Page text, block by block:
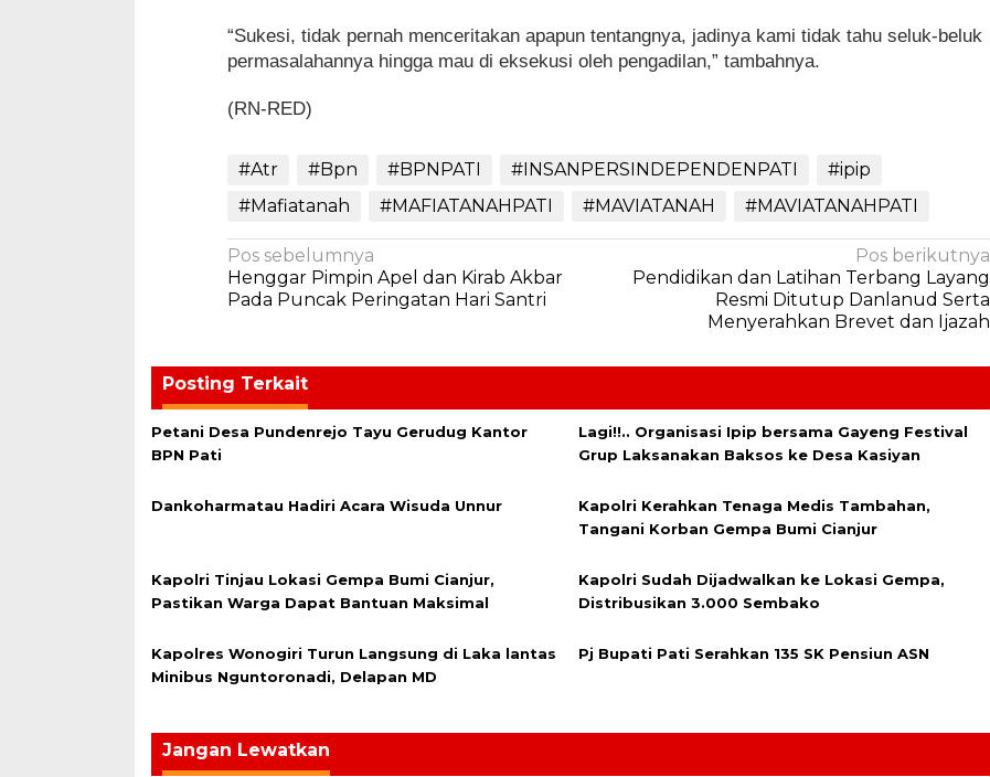
“Sukesi, tidak pernah menceritakan apapun tentangnya, jadinya kami tidak tahu seluk-beluk
permasalahannya hingga mau di eksekusi oleh pengadilan,” tambahnya.
(RN-RED)
#Atr #Bpn #BPNPATI #INSANPERSINDEPENDENPATI
#ipip
#Mafiatanah
#MAFIATANAHPATI #MAVIATANAH #MAVIATANAHPATI
Navigasi
pos
Pos sebelumnya
Henggar Pimpin Apel dan Kirab Akbar
Pada Puncak Peringatan Hari Santri
Pos berikutnya
Pendidikan dan Latihan Terbang Layang
Resmi Ditutup Danlanud Serta
Menyerahkan Brevet dan Ijazah
Posting Terkait
Petani Desa Pundenrejo Tayu Gerudug Kantor
BPN Pati
Lagi!!.. Organisasi Ipip bersama Gayeng Festival
Grup Laksanakan Baksos ke Desa Kasiyan
Dankoharmatau Hadiri Acara Wisuda Unnur
Kapolri Kerahkan Tenaga Medis Tambahan,
Tangani Korban Gempa Bumi Cianjur
Kapolri Tinjau Lokasi Gempa Bumi Cianjur,
Pastikan Warga Dapat Bantuan Maksimal
Kapolri Sudah Dijadwalkan ke Lokasi Gempa,
Distribusikan 3.000 Sembako
Kapolres Wonogiri Turun Langsung di Laka lantas
Minibus Nguntoronadi, Delapan MD
Pj Bupati Pati Serahkan 135 SK Pensiun ASN
Jangan Lewatkan